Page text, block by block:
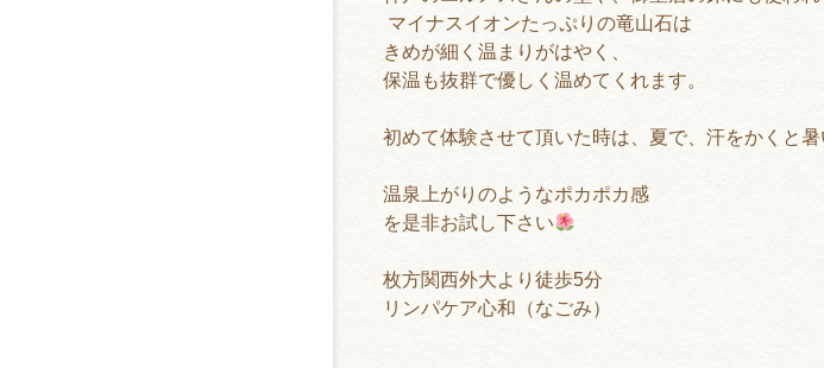
マイナスイオンたっぷりの竜山石は
きめが細く温まりがはやく、
保温も抜群で優しく温めてくれます。
初めて体験させて頂いた時は、夏で、汗をかくと
温泉上がりのようなポカポカ感
を是非お試し下さい
枚方関西外大より徒歩5分
リンパケア心和（なごみ）